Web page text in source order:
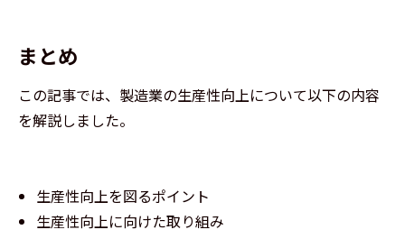
られていない」などの理由により、
おけるデータ分析の活用方法や課
題、解析サービスを利用した事例に
ついて解説します。
まとめ
この記事では、製造業の生産性向上について以下の内容
を解説しました。
生産性向上を図るポイント
生産性向上に向けた取り組み